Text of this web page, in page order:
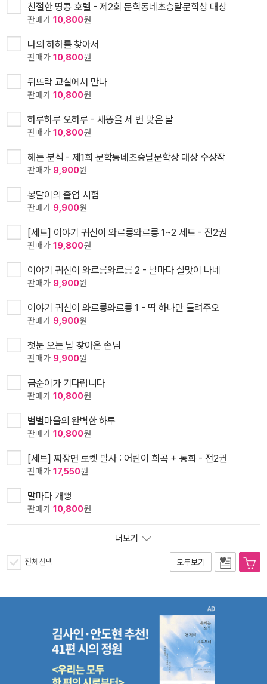
친절한 땅콩 호텔 - 제2회 문학동네초승달문학상 대상
판매가 10,800원
나의 하하를 찾아서
판매가 10,800원
뒤뜨락 교실에서 만나
판매가 10,800원
하루하루 오하루 - 새똥을 세 번 맞은 날
판매가 10,800원
해든 분식 - 제1회 문학동네초승달문학상 대상 수상작
판매가 9,900원
봉달이의 졸업 시험
판매가 9,900원
[세트] 이야기 귀신이 와르릉와르릉 1~2 세트 - 전2권
판매가 19,800원
이야기 귀신이 와르릉와르릉 2 - 날마다 살맛이 나네
판매가 9,900원
이야기 귀신이 와르릉와르릉 1 - 딱 하나만 들려주오
판매가 9,900원
첫눈 오는 날 찾아온 손님
판매가 9,900원
금순이가 기다립니다
판매가 10,800원
별별마을의 완벽한 하루
판매가 10,800원
[세트] 짜장면 로켓 발사 : 어린이 희곡 + 동화 - 전2권
판매가 17,550원
말마다 개뻥
판매가 10,800원
더보기
전체선택 모두보기